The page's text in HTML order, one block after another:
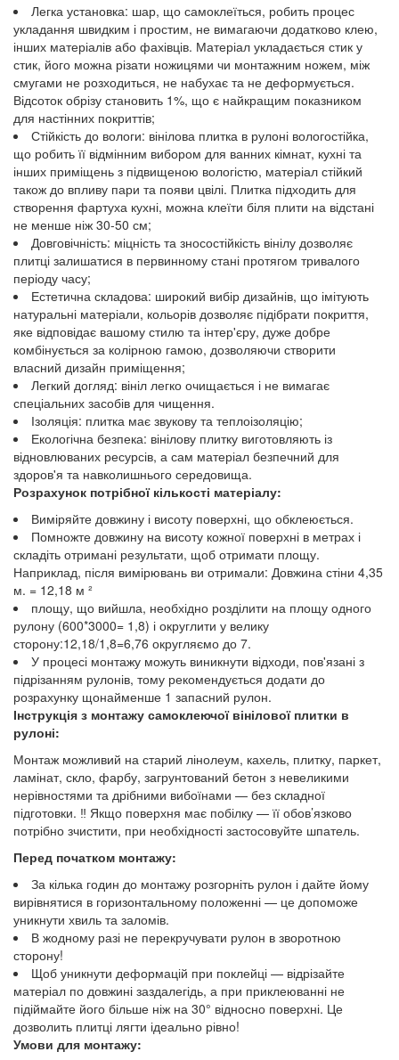
Легка установка: шар, що самоклеїться, робить процес
укладання швидким і простим, не вимагаючи додатково клею,
інших матеріалів або фахівців. Матеріал укладається стик у
стик, його можна різати ножицями чи монтажним ножем, між
смугами не розходиться, не набухає та не деформується.
Відсоток обрізу становить 1%, що є найкращим показником
для настінних покриттів;
Стійкість до вологи: вінілова плитка в рулоні вологостійка,
що робить її відмінним вибором для ванних кімнат, кухні та
інших приміщень з підвищеною вологістю, матеріал стійкий
також до впливу пари та появи цвілі. Плитка підходить для
створення фартуха кухні, можна клеїти біля плити на відстані
не менше ніж 30-50 см;
Довговічність: міцність та зносостійкість вінілу дозволяє
плитці залишатися в первинному стані протягом тривалого
періоду часу;
Естетична складова: широкий вибір дизайнів, що імітують
натуральні матеріали, кольорів дозволяє підібрати покриття,
яке відповідає вашому стилю та інтер'єру, дуже добре
комбінується за колірною гамою, дозволяючи створити
власний дизайн приміщення;
Легкий догляд: вініл легко очищається і не вимагає
спеціальних засобів для чищення.
Ізоляція: плитка має звукову та теплоізоляцію;
Екологічна безпека: вінілову плитку виготовляють із
відновлюваних ресурсів, а сам матеріал безпечний для
здоров'я та навколишнього середовища.
Розрахунок потрібної кількості матеріалу:
Виміряйте довжину і висоту поверхні, що обклеюється.
Помножте довжину на висоту кожної поверхні в метрах і
складіть отримані результати, щоб отримати площу.
Наприклад, після вимірювань ви отримали: Довжина стіни 4,35
м. = 12,18 м ²
площу, що вийшла, необхідно розділити на площу одного
рулону (600*3000= 1,8) і округлити у велику
сторону:12,18/1,8=6,76 округляємо до 7.
У процесі монтажу можуть виникнути відходи, пов'язані з
підрізанням рулонів, тому рекомендується додати до
розрахунку щонайменше 1 запасний рулон.
Інструкція з монтажу самоклеючої вінілової плитки в
рулоні:
Монтаж можливий на старий лінолеум, кахель, плитку, паркет,
ламінат, скло, фарбу, загрунтований бетон з невеликими
нерівностями та дрібними вибоїнами — без складної
підготовки. ‼️ Якщо поверхня має побілку — її обов’язково
потрібно зчистити, при необхідності застосовуйте шпатель.
Перед початком монтажу:
За кілька годин до монтажу розгорніть рулон і дайте йому
вирівнятися в горизонтальному положенні — це допоможе
уникнути хвиль та заломів.
В жодному разі не перекручувати рулон в зворотною
сторону!
Щоб уникнути деформацій при поклейці — відрізайте
матеріал по довжині заздалегідь, а при приклеюванні не
підіймайте його більше ніж на 30° відносно поверхні. Це
дозволить плитці лягти ідеально рівно!
Умови для монтажу: